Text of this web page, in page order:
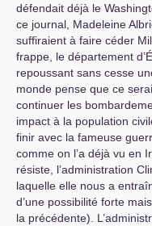
défendait déjà le
ce journal, Madeleine
suffiraient à faire céder
frappe, le département
repoussant sans cesse
monde pense que ce
continuer les
impact à la population
finir avec la fameuse
comme on l’a déjà vu en
résiste, l’administration
laquelle elle nous a
d’une possibilité forte
la précédente).